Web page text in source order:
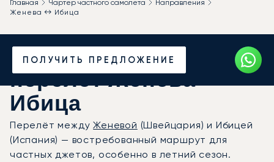
ПОЛУЧИТЬ ПРЕДЛОЖЕНИЕ
Главная Чартер частного самолета
Направления
Женева ↔ Ибица
Закажите частный
перелёт Женева —
Ибица
Перелёт междуЖеневой (Швейцария) и Ибицей
(Испания) — востребованный маршрут для
частных джетов, особенно в летний сезон.